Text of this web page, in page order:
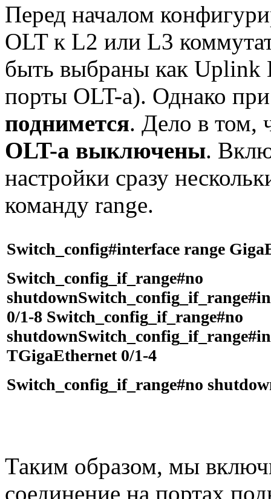
Перед началом
OLT к L2 или L3
быть выбраны как Uplink
порты OLT-а). Однако
поднимется. Дело в том,
OLT-а выключены.
настройки сразу
команду range.
Switch_config#interface range
Switch_config_if_range#no
shutdown
0/1-8 Switch_config_if_range#no
shutdown
TGigaEthernet 0/1-4
Switch_config_if_range#no
Таким образом, мы
соединение на портах